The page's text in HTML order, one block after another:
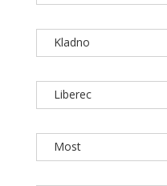
Kladno
Liberec
Most